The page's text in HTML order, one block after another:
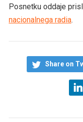
Posnetku oddaje
nacionalnega radia.
Share on